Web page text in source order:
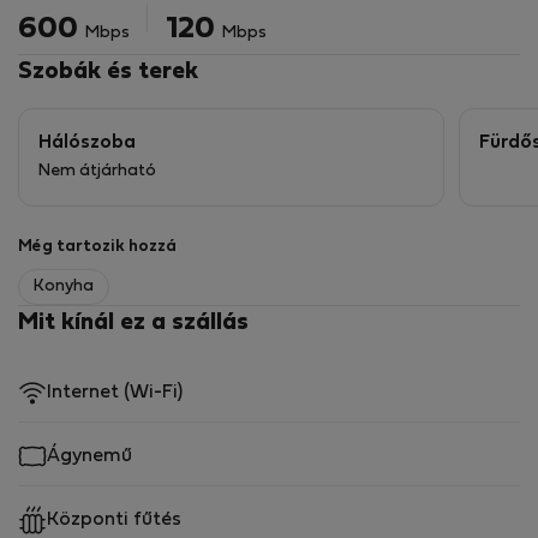
Zárható ajtó
Csak a bőröndjével költözzön be – ágynemű, konyhai
Teljesen felszerelt konyha
Mosógép
Tiszta, jól karbantartott közös területek
600 Mbps 120 Mbps
Szobák és terek
Hálószoba
Nem átjárható
Még tartozik hozzá
Konyha
Mit kínál ez a szállás
Internet (Wi-Fi)
Ágynemű
Központi fűtés